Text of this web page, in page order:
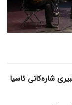
شارەکانی ئاسیا